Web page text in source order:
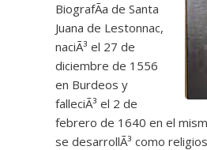
BiografÃ­a de Santa
Juana de Lestonnac,
naciÃ³ el 27 de
diciembre de 1556
en Burdeos y
falleciÃ³ el 2 de
febrero de 1640 en el
se desarrollÃ³ como